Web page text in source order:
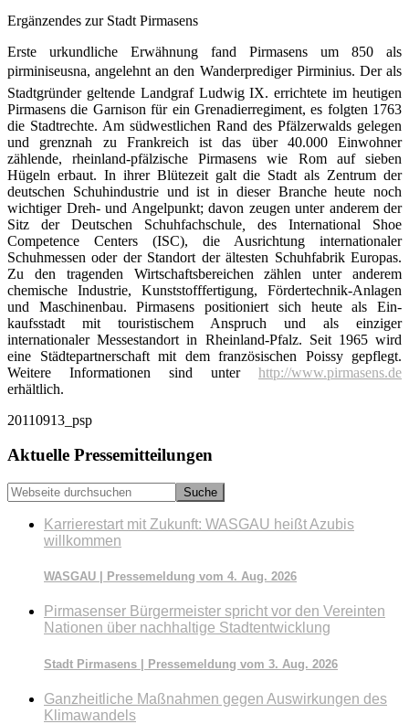
Ergänzendes zur Stadt Pirmasens
Erste urkundliche Erwähnung fand Pirmasens um 850 als
pirminiseusna, angelehnt an den Wanderprediger Pirminius. Der als
Stadtgründer geltende Landgraf Ludwig IX. errichtete im heutigen
Pirmasens die Garnison für ein Grenadierregiment, es folgten 1763
die Stadtrechte. Am südwestlichen Rand des Pfälzerwalds gelegen
und grenznah zu Frankreich ist das über 40.000 Einwohner
zählende, rheinland-pfälzische Pirmasens wie Rom auf sieben
Hügeln erbaut. In ihrer Blütezeit galt die Stadt als Zentrum der
deutschen Schuhindustrie und ist in dieser Branche heute noch
wichtiger Dreh- und Angelpunkt; davon zeugen unter anderem der
Sitz der Deutschen
Schuhfachschule des
International Shoe
Competence Centers (ISC), die Ausrichtung internationaler
Schuhmessen oder der Standort der ältesten Schuhfabrik Europas.
Zu den tragenden Wirtschaftsbereichen zählen unter anderem
chemische Industrie, Kunststofffertigung, Fördertechnik-Anlagen
und Maschinenbau. Pirmasens positioniert sich heute als Ein­
kaufsstadt mit touristischem Anspruch und als einziger
internationaler Messestandort in Rheinland-Pfalz. Seit 1965 wird
eine Städtepartnerschaft mit dem französischen Poissy gepflegt.
Weitere Informationen sind unter http://www.pirmasens.de
erhältlich.
20110913_psp
Seitenspalte
Aktuelle Pressemitteilungen
Webseite
durchsuchen
Karrierestart mit Zukunft: WASGAU heißt Azubis
willkommen
WASGAU | Pressemeldung vom 4. Aug. 2026
Pirmasenser Bürgermeister spricht vor den Vereinten
Nationen über nachhaltige Stadtentwicklung
Stadt Pirmasens | Pressemeldung vom 3. Aug. 2026
Ganzheitliche Maßnahmen gegen Auswirkungen des
Klimawandels